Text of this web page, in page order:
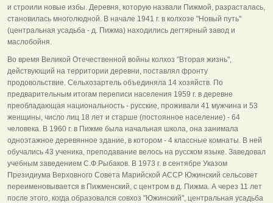
и строили новые избы. Деревня, которую назвали Пижмой, разрасталась,
становилась многолюдной. В начале 1941 г. в колхозе "Новый путь"
(центральная усадьба - д. Пижма) находились дегтярный завод и
маслобойня.
Во время Великой Отечественной войны колхоз "Вторая жизнь",
действующий на территории деревни, поставлял фронту
продовольствие. Сельхозартель объединяла 14 хозяйств. По
предварительным итогам переписи населения 1959 г. в деревне
преобладающая национальность - русские, проживали 41 мужчина и 53
женщины, число лиц 18 лет и старше (постоянное население) - 64
человека. В 1960 г. в Пижме была начальная школа, она занимала
одноэтажное деревянное здание, в котором - 4 классные комнаты. В ней
обучались 43 ученика, преподавание велось на русском языке. Заведовал
учебным заведением С.Ф.Рыбаков. В 1973 г. в сентябре Указом
Президиума Верховного Совета Марийской АССР Южинский сельсовет
переименовывается в Пижменский, с центром в д. Пижма. А через 11 лет
после этого, когда образовался совхоз "Южинский", центральная усадьба